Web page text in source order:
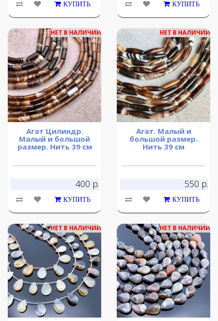
КУПИТЬ КУПИТЬ
НЕТ В НАЛИЧИИ
Агат Цилиндр.
Малый и большой
размер. Нить 39 см
400 р.
КУПИТЬ
НЕТ В НАЛИЧИИ
Агат. Малый и
большой размер.
Нить 39 см
550 р.
КУПИТЬ
НЕТ В НАЛИЧИИ НЕТ В НАЛИЧИИ